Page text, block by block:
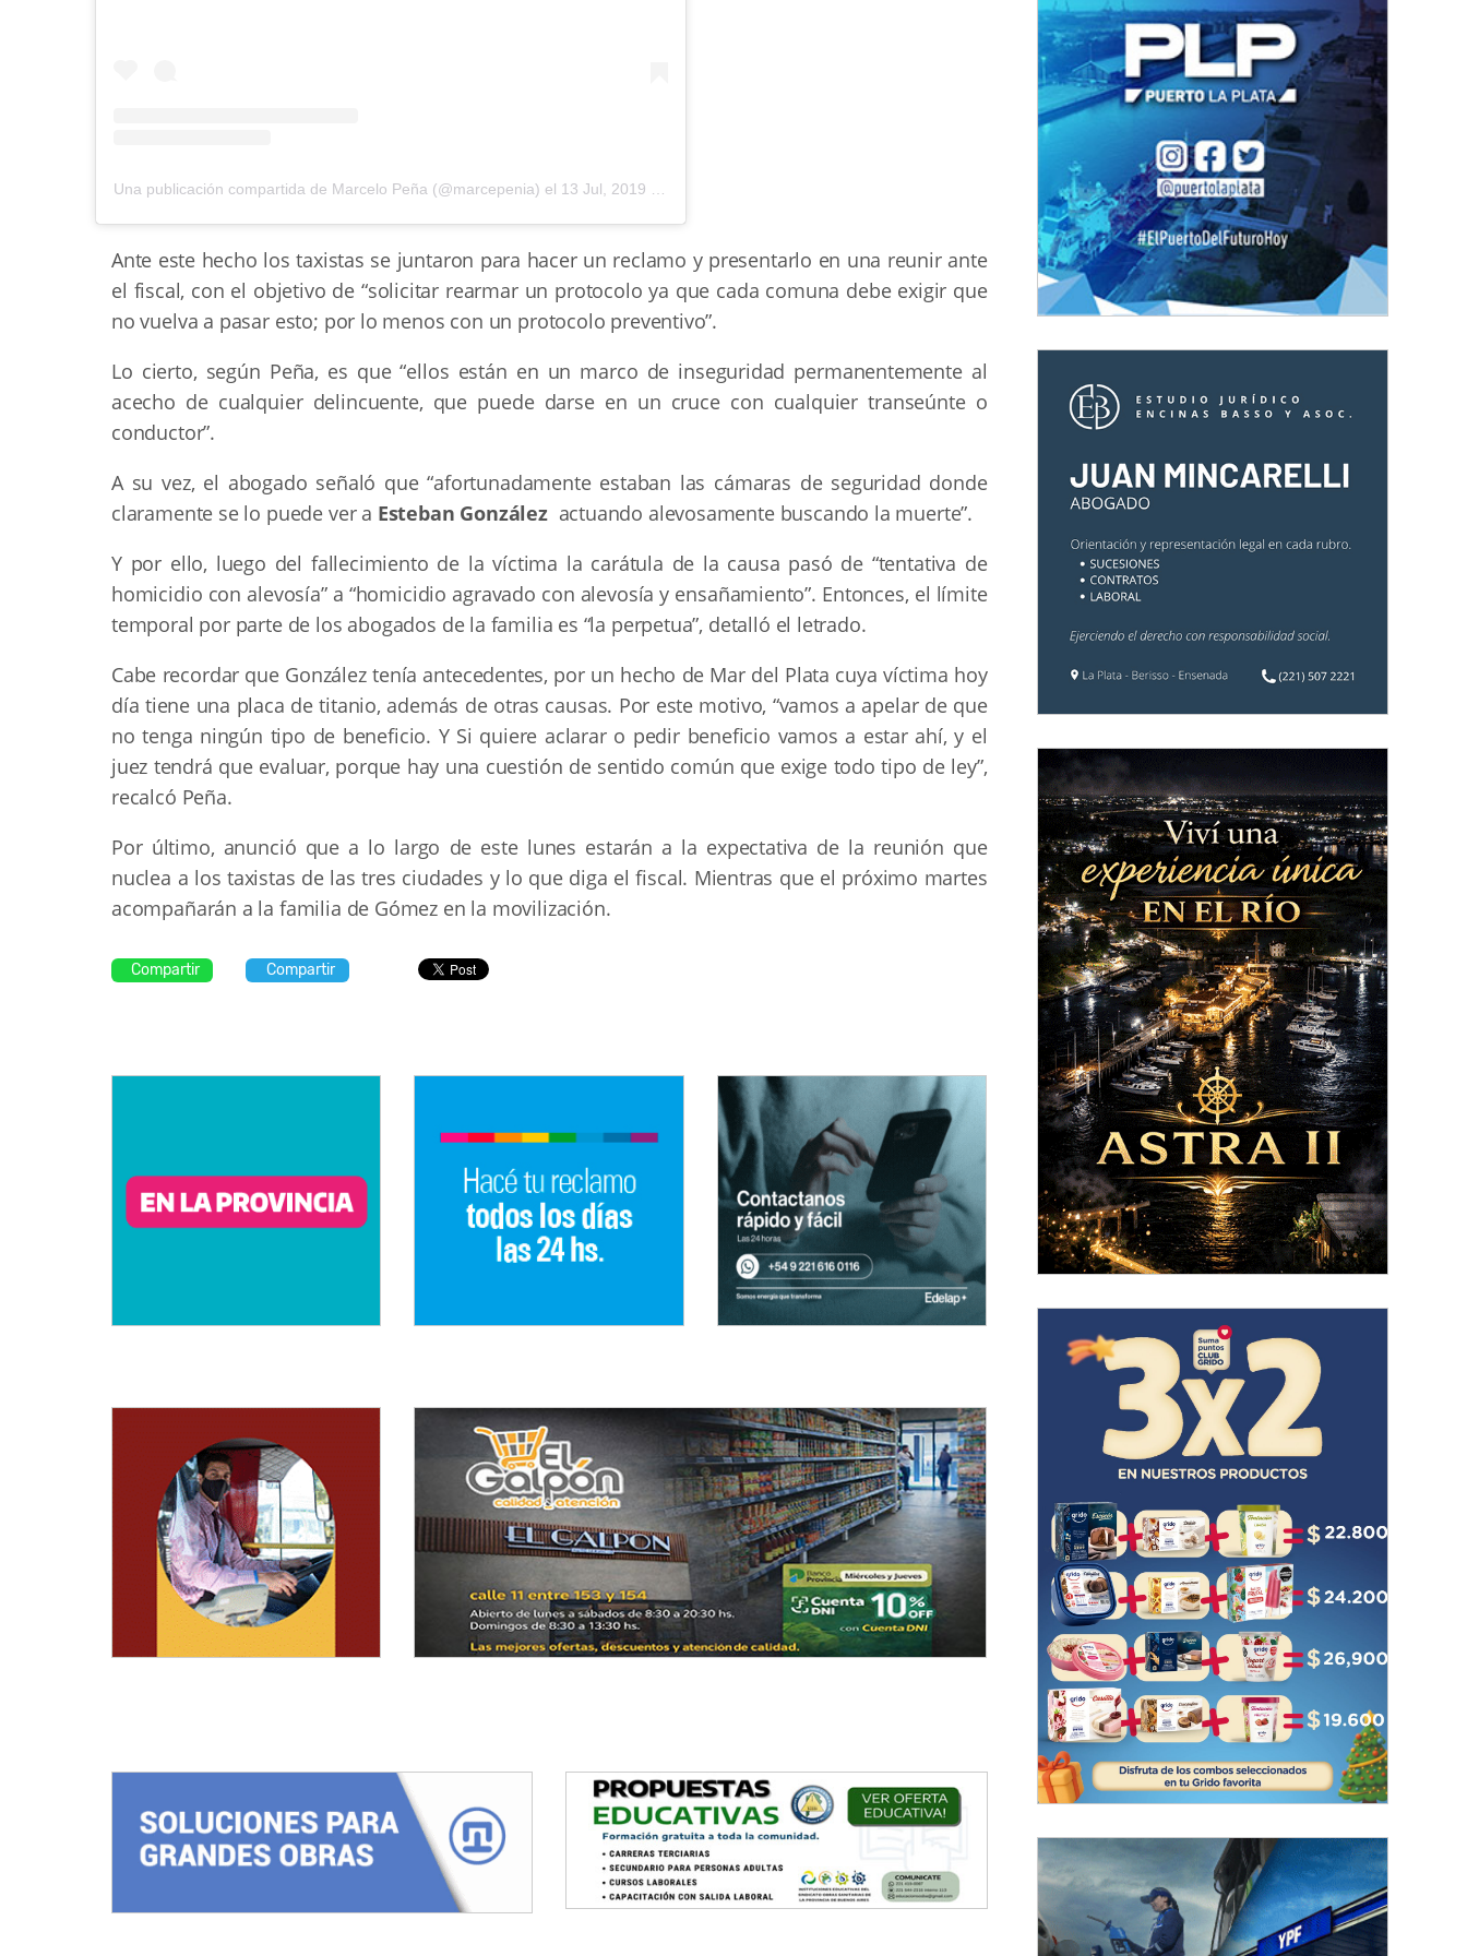
Una publicación compartida de Marcelo Peña (@marcepenia) el 13 Jul, 2019 a las 7:39 PDT
Ante este hecho los taxistas se juntaron para hacer un reclamo y presentarlo en una reunir ante
el fiscal, con el objetivo de “solicitar rearmar un protocolo ya que cada comuna debe exigir que
no vuelva a pasar esto; por lo menos con un protocolo preventivo”.
Lo cierto, según Peña, es que “ellos están en un marco de inseguridad permanentemente al
acecho de cualquier delincuente, que puede darse en un cruce con cualquier transeúnte o
conductor”.
A su vez, el abogado señaló que “afortunadamente estaban las cámaras de seguridad donde
claramente se lo puede ver a Esteban Gonzálezactuando alevosamente buscando la muerte”.
Y por ello, luego del fallecimiento de la víctima la carátula de la causa pasó de “tentativa de
homicidio con alevosía” a “homicidio agravado con alevosía y ensañamiento”. Entonces, el límite
temporal por parte de los abogados de la familia es “la perpetua”, detalló el letrado.
Cabe recordar que González tenía antecedentes, por un hecho de Mar del Plata cuya víctima hoy
día tiene una placa de titanio, además de otras causas. Por este motivo, “vamos a apelar de que
no tenga ningún tipo de beneficio. Y Si quiere aclarar o pedir beneficio vamos a estar ahí, y el
juez tendrá que evaluar, porque hay una cuestión de sentido común que exige todo tipo de ley”,
recalcó Peña.
Por último, anunció que a lo largo de este lunes estarán a la expectativa de la reunión que
nuclea a los taxistas de las tres ciudades y lo que diga el fiscal. Mientras que el próximo martes
acompañarán a la familia de Gómez en la movilización.
Compartir Compartir